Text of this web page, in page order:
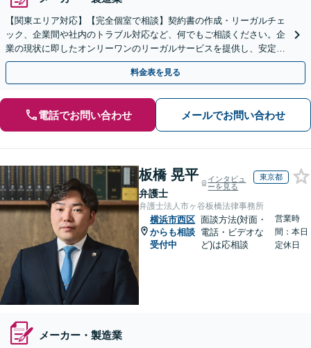
【関東エリア対応】【完全個室で相談】契約書の作成・リーガルチェ
ック、企業間や社内のトラブル対応など、何でもご相談ください。企
業の現状に即したオンリーワンのリーガルサービスを提供し、安定し
た経営をサポートいたします。【電話・WEB面談可】
料金表を見る
電話でお問い合わせ メールでお問い合わせ
板橋 晃平
弁護士
インタビュ
ーを見る
東京都
弁護士法人市ヶ谷板橋法律事務所
横浜市西区
からも相談
受付中
面談方法(対面・
電話・ビデオな
ど)は応相談
営業時
間：本日
定休日
メーカー・製造業